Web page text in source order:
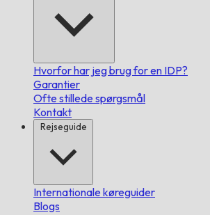
Hvorfor har jeg brug for en IDP?
Garantier
Ofte stillede spørgsmål
Kontakt
Rejseguide
Internationale køreguider
Blogs